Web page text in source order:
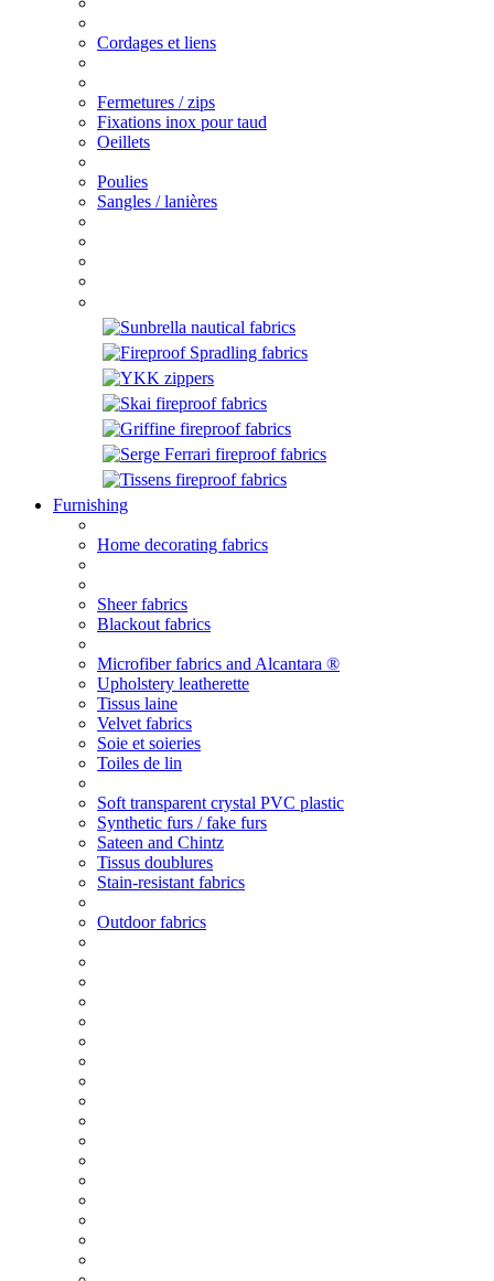
Cordages et liens
Fermetures / zips
Fixations inox pour taud
Oeillets
Poulies
Sangles / lanières
Furnishing
Home decorating fabrics
Sheer fabrics
Blackout fabrics
Microfiber fabrics and Alcantara ®
Upholstery leatherette
Tissus laine
Velvet fabrics
Soie et soieries
Toiles de lin
Soft transparent crystal PVC plastic
Synthetic furs / fake furs
Sateen and Chintz
Tissus doublures
Stain-resistant fabrics
Outdoor fabrics